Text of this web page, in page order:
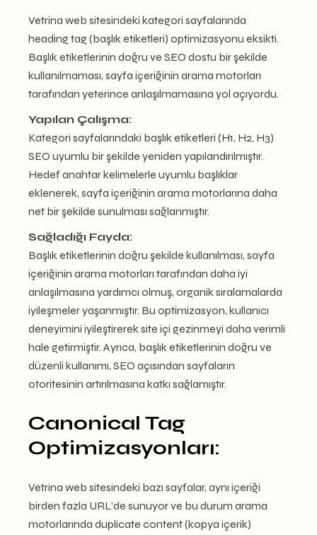
Vetrina web sitesindeki kategori sayfalarında
heading tag (başlık etiketleri) optimizasyonu eksikti.
Başlık etiketlerinin doğru ve SEO dostu bir şekilde
kullanılmaması, sayfa içeriğinin arama motorları
tarafından yeterince anlaşılmamasına yol açıyordu.
Yapılan Çalışma:
Kategori sayfalarındaki başlık etiketleri (H1, H2, H3)
SEO uyumlu bir şekilde yeniden yapılandırılmıştır.
Hedef anahtar kelimelerle uyumlu başlıklar
eklenerek, sayfa içeriğinin arama motorlarına daha
net bir şekilde sunulması sağlanmıştır.
Sağladığı Fayda:
Başlık etiketlerinin doğru şekilde kullanılması, sayfa
içeriğinin arama motorları tarafından daha iyi
anlaşılmasına yardımcı olmuş, organik sıralamalarda
iyileşmeler yaşanmıştır. Bu optimizasyon, kullanıcı
deneyimini iyileştirerek site içi gezinmeyi daha verimli
hale getirmiştir. Ayrıca, başlık etiketlerinin doğru ve
düzenli kullanımı, SEO açısından sayfaların
otoritesinin artırılmasına katkı sağlamıştır.
Canonical Tag
Optimizasyonları:
Vetrina web sitesindeki bazı sayfalar, aynı içeriği
birden fazla URL’de sunuyor ve bu durum arama
motorlarında duplicate content (kopya içerik)